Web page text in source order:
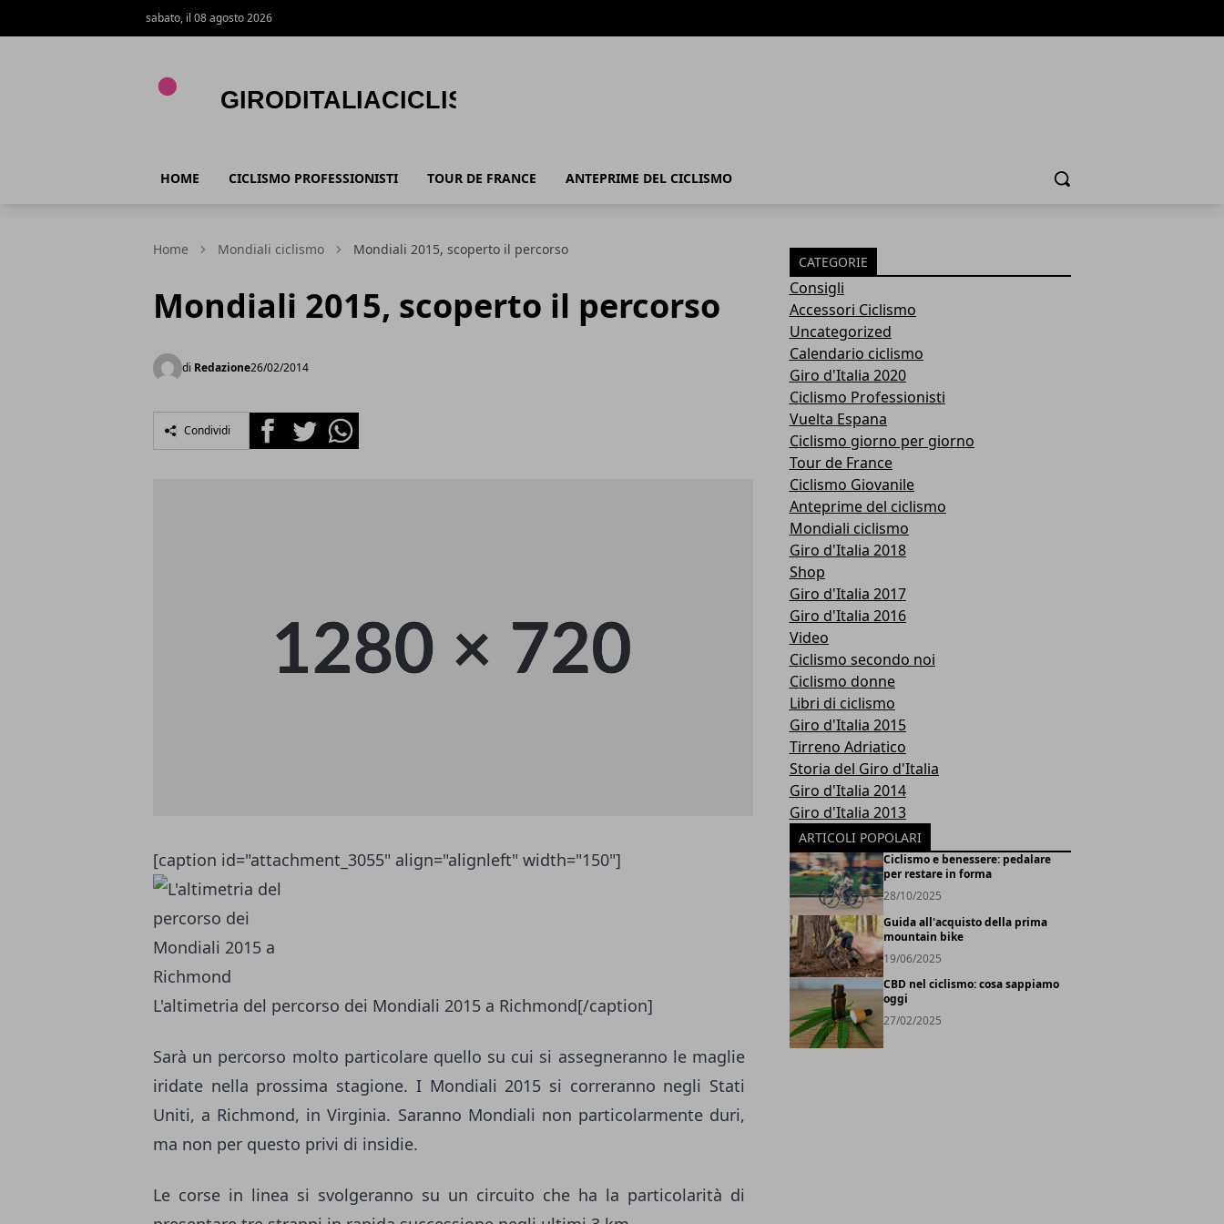
sabato, il 08 agosto 2026
HOME CICLISMO PROFESSIONISTI TOUR DE FRANCE ANTEPRIME DEL CICLISMO Cerca
Home Mondiali ciclismo Mondiali 2015, scoperto il percorso
Mondiali 2015, scoperto il percorso
di Redazione26/02/2014
Condividi FacebookTwitterWhatsapp
[caption id="attachment_3055" align="alignleft" width="150"]
L'altimetria del percorso dei Mondiali 2015 a Richmond[/caption]
Sarà un percorso molto particolare quello su cui si assegneranno le maglie
iridate nella prossima stagione. I Mondiali 2015 si correranno negli Stati
Uniti, a Richmond, in Virginia. Saranno Mondiali non particolarmente duri,
ma non per questo privi di insidie.
Le corse in linea si svolgeranno su un circuito che ha la particolarità di
CATEGORIE
Consigli
Accessori Ciclismo
Uncategorized
Calendario ciclismo
Giro d'Italia 2020
Ciclismo Professionisti
Vuelta Espana
Ciclismo giorno per giorno
Tour de France
Ciclismo Giovanile
Anteprime del ciclismo
Mondiali ciclismo
Giro d'Italia 2018
Shop
Giro d'Italia 2017
Giro d'Italia 2016
Video
Ciclismo secondo noi
Ciclismo donne
Libri di ciclismo
Giro d'Italia 2015
Tirreno Adriatico
Storia del Giro d'Italia
Giro d'Italia 2014
Giro d'Italia 2013
ARTICOLI POPOLARI
Ciclismo e benessere: pedalare
per restare in forma
28/10/2025
Guida all'acquisto della prima
mountain bike
19/06/2025
CBD nel ciclismo: cosa sappiamo
oggi
27/02/2025